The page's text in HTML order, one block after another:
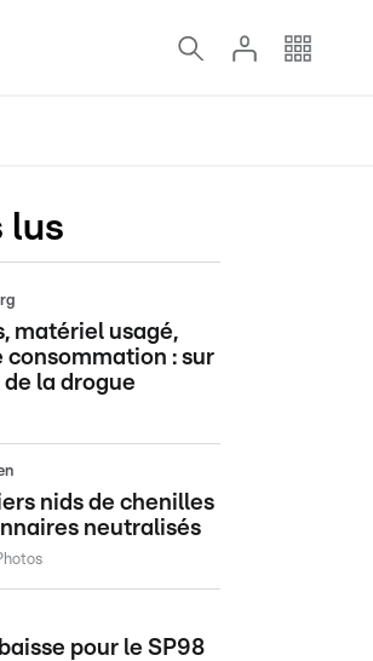
lus
matériel usagé,
consommation : sur
la drogue
nids de chenilles
neutralisés
pour le SP98